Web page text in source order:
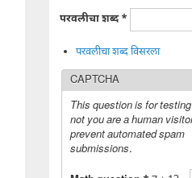
परवलीचा शब्द*
परवलीचा शब्द विसरला
CAPTCHA
This question is for
not you are a human
prevent automated spam
submissions.